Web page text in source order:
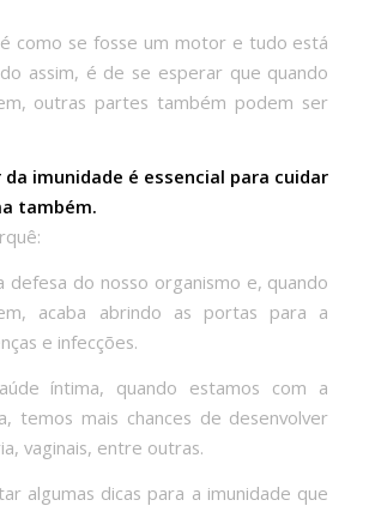
como se fosse um motor e tudo está
assim, é de se esperar que quando
outras partes também podem ser
da imunidade é essencial para cuidar
também.
defesa do nosso organismo e, quando
acaba abrindo as portas para a
e infecções.
íntima, quando estamos com a
temos mais chances de desenvolver
vaginais, entre outras.
algumas dicas para a imunidade que